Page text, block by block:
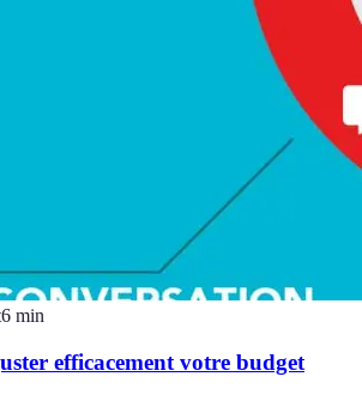
6 min
efficacement votre budget